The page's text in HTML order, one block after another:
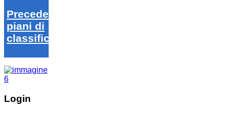
Precedenti
piani di
classifica
Login